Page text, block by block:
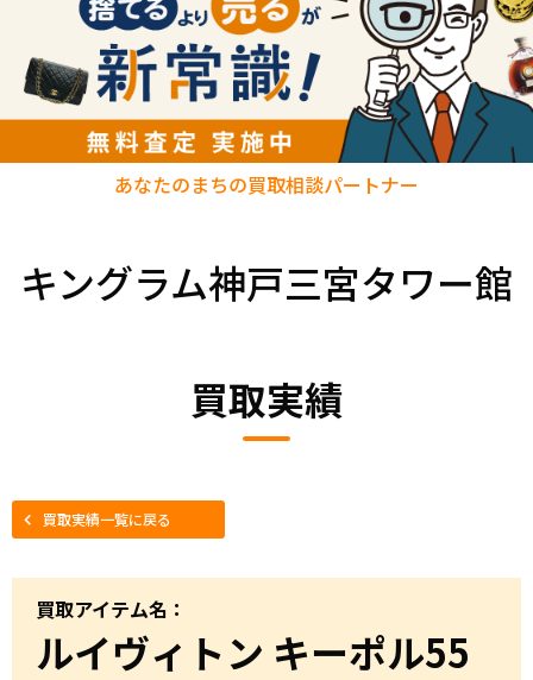
キングラム神戸三宮タワー館
あなたのまちの買取相談パートナー
買取実績
買取実績一覧に戻る
買取アイテム名：
ルイヴィトン キーポル55